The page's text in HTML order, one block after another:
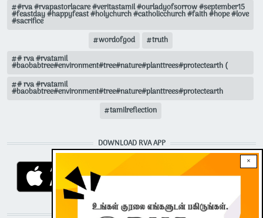
×
#rva #rvapastorlacare #veritastamil #ourladyofsorrow #september15
#feastday #happyfeast #holychurch #catholicchurch #faith #hope #love
#sacrifice
wordofgod
truth
# rva #rvatamil
#baobabtree#environment#tree#nature#planttrees#protectearth (
# rva #rvatamil
#baobabtree#environment#tree#nature#planttrees#protectearth
tamilreflection
DOWNLOAD RVA APP
STAY CONNECTED WITH US!